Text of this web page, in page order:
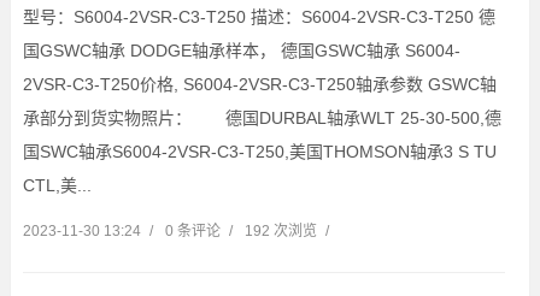
型号：S6004-2VSR-C3-T250 描述：S6004-2VSR-C3-T250 德
国GSWC轴承 DODGE轴承样本， 德国GSWC轴承 S6004-
2VSR-C3-T250价格, S6004-2VSR-C3-T250轴承参数 GSWC轴
承部分到货实物照片： 德国DURBAL轴承WLT 25-30-500,德
国SWC轴承S6004-2VSR-C3-T250,美国THOMSON轴承3 S TU
CTL,美...
2023-11-30 13:24 / 0 条评论 / 192 次浏览 /